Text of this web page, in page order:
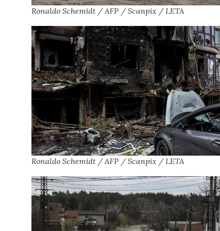
Ronaldo Schemidt / AFP / Scanpix / LETA
Ronaldo Schemidt / AFP / Scanpix / LETA